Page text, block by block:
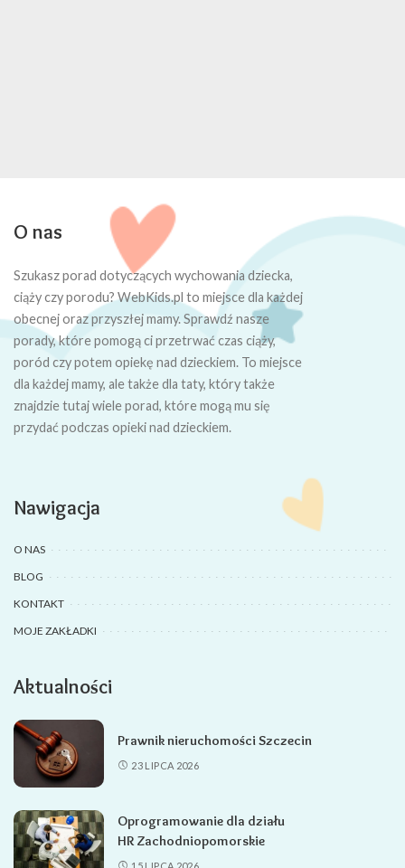
O nas
Szukasz porad dotyczących wychowania dziecka,
ciąży czy porodu? WebKids.pl to miejsce dla każdej
obecnej oraz przyszłej mamy. Sprawdź nasze
porady, które pomogą ci przetrwać czas ciąży,
poród czy potem opiekę nad dzieckiem. To miejsce
dla każdej mamy, ale także dla taty, który także
znajdzie tutaj wiele porad, które mogą mu się
przydać podczas opieki nad dzieckiem.
Nawigacja
O NAS
BLOG
KONTAKT
MOJE ZAKŁADKI
Aktualności
Prawnik nieruchomości Szczecin
23 LIPCA 2026
Oprogramowanie dla działu
HR Zachodniopomorskie